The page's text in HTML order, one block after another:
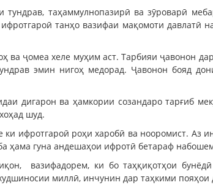
тундрав, таҳаммулнопазирӣ ва зӯроварӣ
танҳо вазифаи мақомоти давлатӣ
ҷомеа хеле муҳим аст. Тарбияи ҷавонон
эмин нигоҳ медорад. Ҷавонон бояд
дигарон ва ҳамкории созандаро тарғиб
шуд.
ки ифротгароӣ роҳи харобӣ ва нооромист. Аз
ҳама гуна андешаҳои ифротӣ бетараф
вазифадорем, ки бо таҳқиқотҳои
миллӣ, инчунин дар таҳкими пояҳои